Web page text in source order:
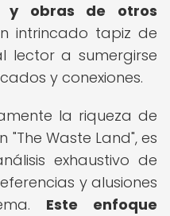
y obras de otros
intrincado tapiz de
lector a sumergirse
y conexiones.
la riqueza de
Waste Land", es
exhaustivo de
y alusiones
Este enfoque